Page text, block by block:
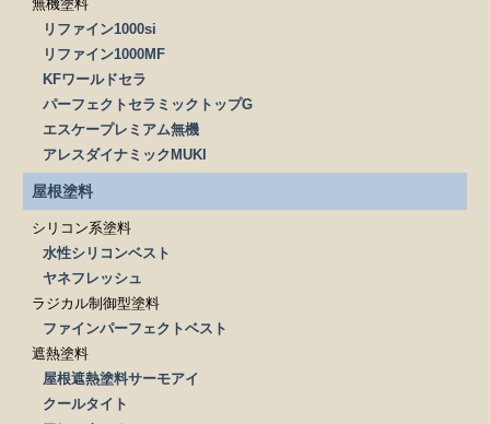
無機塗料
リファイン1000si
リファイン1000MF
KFワールドセラ
パーフェクトセラミックトップG
エスケープレミアム無機
アレスダイナミックMUKI
屋根塗料
シリコン系塗料
水性シリコンベスト
ヤネフレッシュ
ラジカル制御型塗料
ファインパーフェクトベスト
遮熱塗料
屋根遮熱塗料サーモアイ
クールタイト